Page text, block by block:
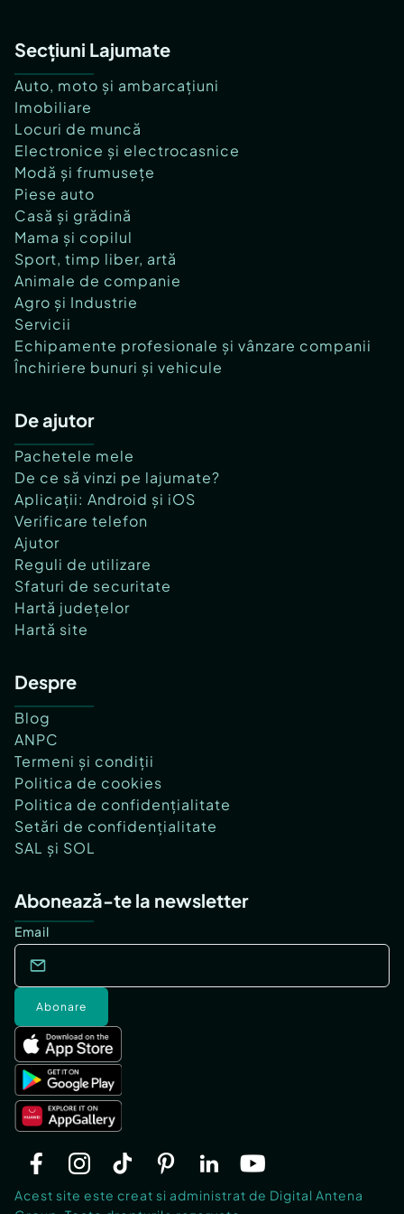
Secțiuni Lajumate
Auto, moto și ambarcațiuni
Imobiliare
Locuri de muncă
Electronice și electrocasnice
Modă și frumusețe
Piese auto
Casă și grădină
Mama și copilul
Sport, timp liber, artă
Animale de companie
Agro și Industrie
Servicii
Echipamente profesionale și vânzare companii
Închiriere bunuri și vehicule
De ajutor
Pachetele mele
De ce să vinzi pe lajumate?
Aplicații: Android și iOS
Verificare telefon
Ajutor
Reguli de utilizare
Sfaturi de securitate
Hartă județelor
Hartă site
Despre
Blog
ANPC
Termeni și condiții
Politica de cookies
Politica de confidențialitate
Setări de confidențialitate
SAL și SOL
Abonează-te la newsletter
Email
Abonare
Acest site este creat si administrat de Digital Antena